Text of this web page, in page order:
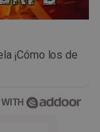
¡Cómo los de
WITH